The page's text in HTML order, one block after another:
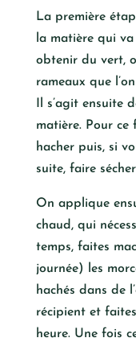
La première
la matière qui
obtenir du vert,
rameaux que
Il s’agit ensuite
matière. Pour ce
hacher puis, si
suite, faire
On applique
chaud, qui
temps, faites
journée) les
hachés dans de
récipient et
heure. Une fois